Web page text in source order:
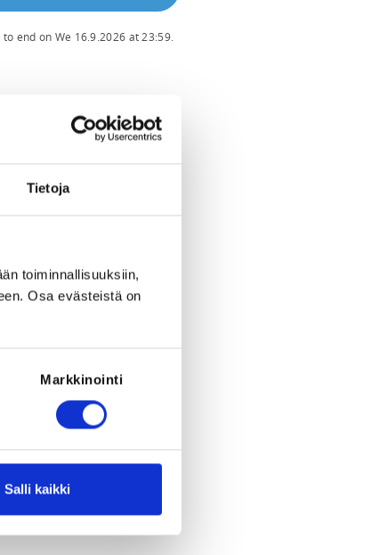
Tietoja
toiminnallisuuksiin,
Osa evästeistä on
Markkinointi
Salli kaikki
end on We 16.9.2026 at23:59.